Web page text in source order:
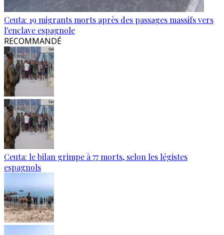
Ceuta: 19 migrants morts après des passages massifs vers
l'enclave espagnole
RECOMMANDÉ
Ceuta: le bilan grimpe à 77 morts, selon les légistes
espagnols